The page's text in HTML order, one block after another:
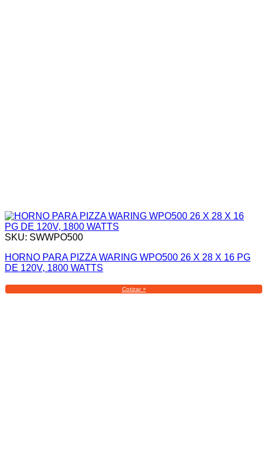
SKU: SWWPO500
HORNO PARA PIZZA WARING WPO500 26 X 28 X 16 PG
DE 120V, 1800 WATTS
Cotizar +